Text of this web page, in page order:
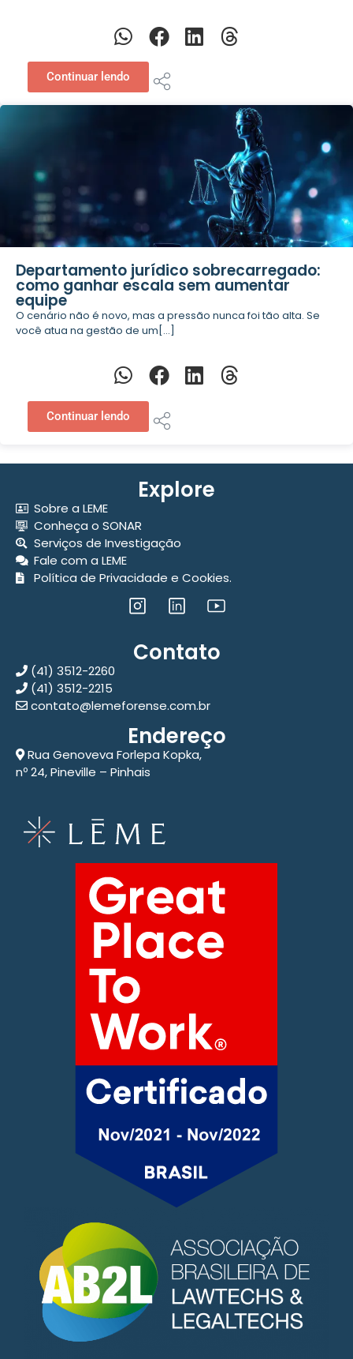
Continuar lendo
Departamento jurídico sobrecarregado:
como ganhar escala sem aumentar
equipe
O cenário não é novo, mas a pressão nunca foi tão alta. Se
você atua na gestão de um[...]
Continuar lendo
Explore
Sobre a LEME
Conheça o SONAR
Serviços de Investigação
Fale com a LEME
Política de Privacidade e Cookies.
Contato
(41) 3512-2260
(41) 3512-2215
contato@lemeforense.com.br
Endereço
Rua Genoveva Forlepa Kopka,
nº 24, Pineville – Pinhais